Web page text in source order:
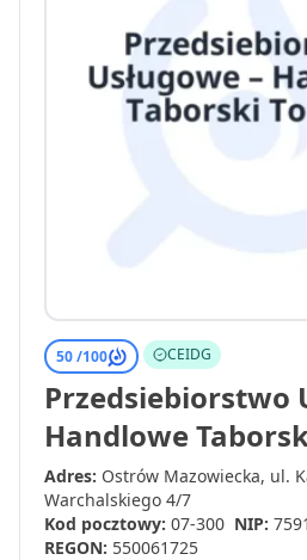
50 /100 CEIDG
Przedsiebiorstwo
Handlowe
Adres: Ostrów Mazowiecka, ul.
Warchalskiego 4/7
Kod pocztowy: 07-300 NIP:
REGON: 550061725